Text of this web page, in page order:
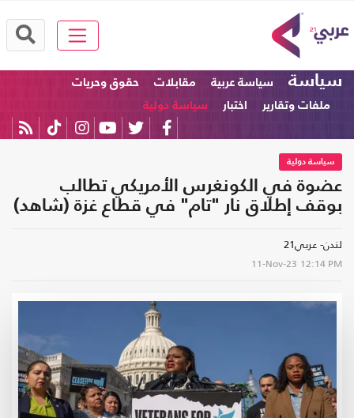
سياسة سياسة عربية مقابلات
حقوق وحريات
ملفات وتقارير
اختبار سياسة دولية
سياسة دولية
عضوة في الكونغرس الأمريكي تطالب
بوقف إطلاق نار "تام" في قطاع غزة (شاهد)
لندن- عربي21
11-Nov-23 12:14 PM